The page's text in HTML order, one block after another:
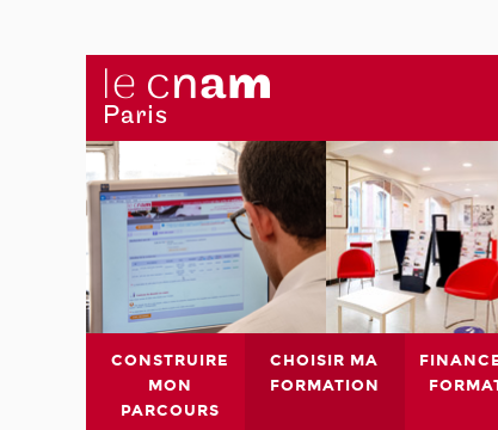
CONSTRUIRE
MON
PARCOURS
CHOISIR MA
FORMATION